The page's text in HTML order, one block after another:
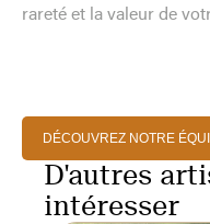
rareté et la valeur de
DÉCOUVREZ NOTRE
D'autres
intéresser